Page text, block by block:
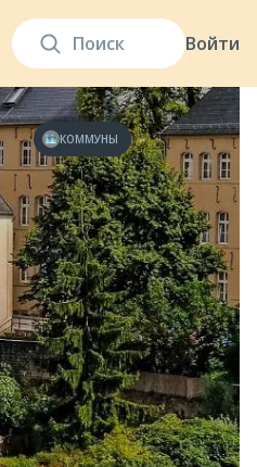
Войти
КОММУНЫ